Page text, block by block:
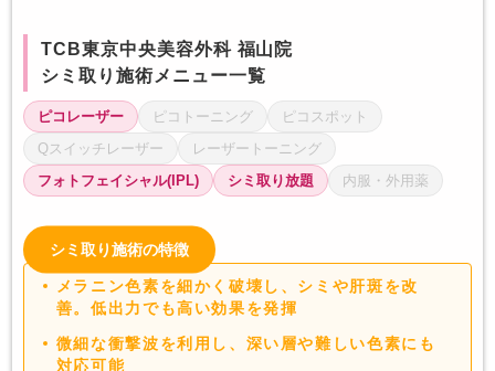
TCB東京中央美容外科 福山院
シミ取り施術メニュー一覧
ピコレーザー ピコトーニング
ピコスポット
Qスイッチレーザー
レーザートーニング
フォトフェイシャル(IPL)
シミ取り放題 内服・外用薬
シミ取り施術の特徴
メラニン色素を細かく破壊し、シミや肝斑を改
善。低出力でも高い効果を発揮
微細な衝撃波を利用し、深い層や難しい色素にも
対応可能